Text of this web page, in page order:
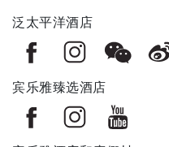
泛太平洋酒店
宾乐雅臻选酒店